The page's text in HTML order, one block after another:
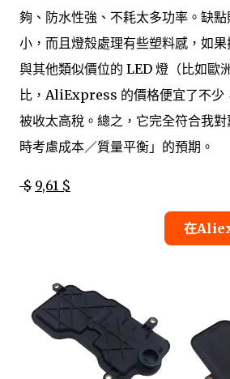
夠、防水性強、不耗太多功率。缺
小，而且燈殼處理有些塑料感，如果
與其他類似價位的 LED 燈（比如歐
比，AliExpress 的價格便宜了不少
被收太高稅。總之，它完全符合我
時考慮成本／質量平衡」的預期。
$ 9,61 $
在